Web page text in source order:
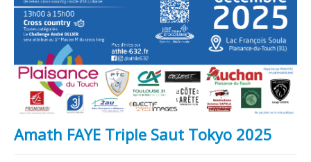
Amath FAYE Triple Saut Tokyo 2025